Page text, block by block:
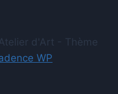
d'Art - Thème
WP